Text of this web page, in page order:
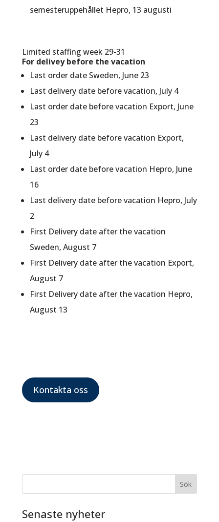
semesteruppehållet Hepro, 13 augusti
Limited staffing week 29-31
For delivey before the vacation
Last order date Sweden, June 23
Last delivery date before vacation, July 4
Last order date before vacation Export, June
23
Last delivery date before vacation Export,
July 4
Last order date before vacation Hepro, June
16
Last delivery date before vacation Hepro, July
2
First Delivery date after the vacation
Sweden, August 7
First Delivery date after the vacation Export,
August 7
First Delivery date after the vacation Hepro,
August 13
Kontakta oss
Sök
Senaste nyheter